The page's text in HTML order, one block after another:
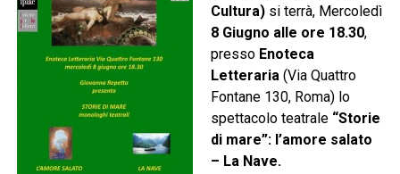
Cultura)si terrà, Mercoledì
8 Giugno alle ore 18.30,
presso Enoteca
Letteraria(Via Quattro
Fontane 130, Roma) lo
spettacolo teatrale “Storie
di mare”: l’amore salato
– La Nave.